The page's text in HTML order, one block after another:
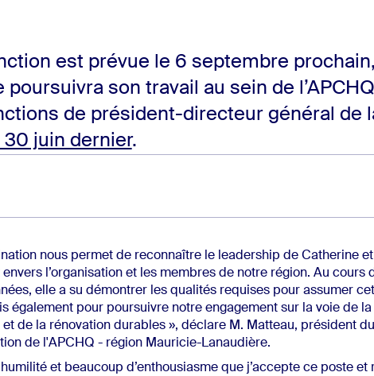
est prévue le 6 septembre
poursuivra son travail au sein de
de président-directeur général de
30 juin dernier.
nous permet de reconnaître le leadership de Catherine
l’organisation et les membres de notre région. Au cours
elle a su démontrer les qualités requises pour assumer
également pour poursuivre notre engagement sur la voie de la
de la rénovation durables », déclare M. Matteau, président
de l'APCHQ - région Mauricie-Lanaudière.
humilité et beaucoup d’enthousiasme que j’accepte ce poste et